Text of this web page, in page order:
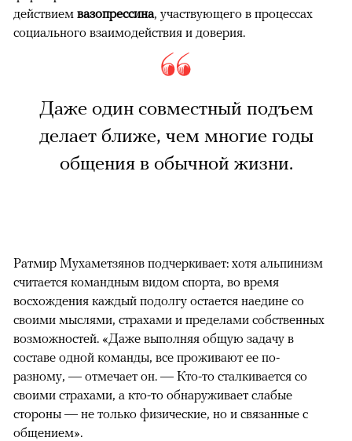
действием вазопрессина, участвующего в процессах
социального взаимодействия и доверия.
Даже один совместный подъем
делает ближе, чем многие годы
общения в обычной жизни.
Ратмир Мухаметзянов подчеркивает: хотя альпинизм
считается командным видом спорта, во время
восхождения каждый подолгу остается наедине со
своими мыслями, страхами и пределами собственных
возможностей. «Даже выполняя общую задачу в
составе одной команды, все проживают ее по-
разному, — отмечает он. — Кто-то сталкивается со
своими страхами, а кто-то обнаруживает слабые
стороны — не только физические, но и связанные с
общением».